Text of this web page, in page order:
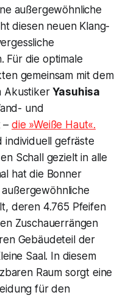
außergewöhnliche
diesen neuen Klang-
Für die optimale
gemeinsam mit dem
AkustikerYasuhisa
und
– die »Weiße Haut«.
individuell gefräste
Schall gezielt in alle
hat die Bonner
außergewöhnliche
deren 4.765 Pfeifen
Zuschauerrängen
Gebäudeteil der
Saal. In diesem
Raum sorgt eine
für den